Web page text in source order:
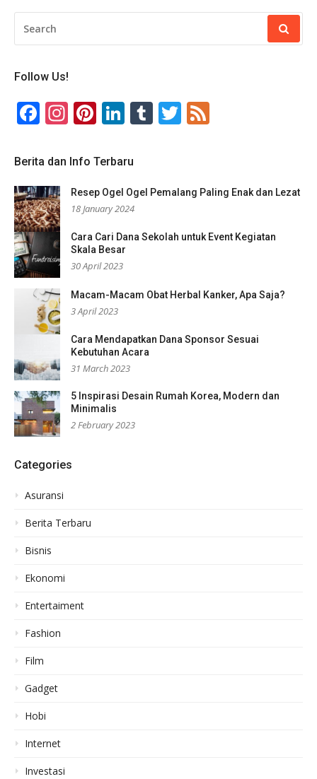
FOR:
Follow Us!
Facebook
Instagram
Pinterest
LinkedIn
TumblrTwitter
Berita dan Info Terbaru
Resep Ogel Ogel Pemalang Paling Enak dan Lezat
18 January 2024
Cara Cari Dana Sekolah untuk Event Kegiatan
Skala Besar
30 April 2023
Macam-Macam Obat Herbal Kanker, Apa Saja?
3 April 2023
Cara Mendapatkan Dana Sponsor Sesuai
Kebutuhan Acara
31 March 2023
5 Inspirasi Desain Rumah Korea, Modern dan
Minimalis
2 February 2023
Categories
Asuransi
Berita Terbaru
Bisnis
Ekonomi
Entertaiment
Fashion
Film
Gadget
Hobi
Internet
Investasi